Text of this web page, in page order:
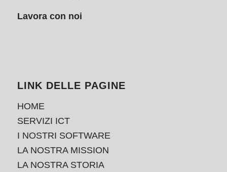
Lavora con noi
LINK DELLE PAGINE
HOME
SERVIZI ICT
I NOSTRI SOFTWARE
LA NOSTRA MISSION
LA NOSTRA STORIA